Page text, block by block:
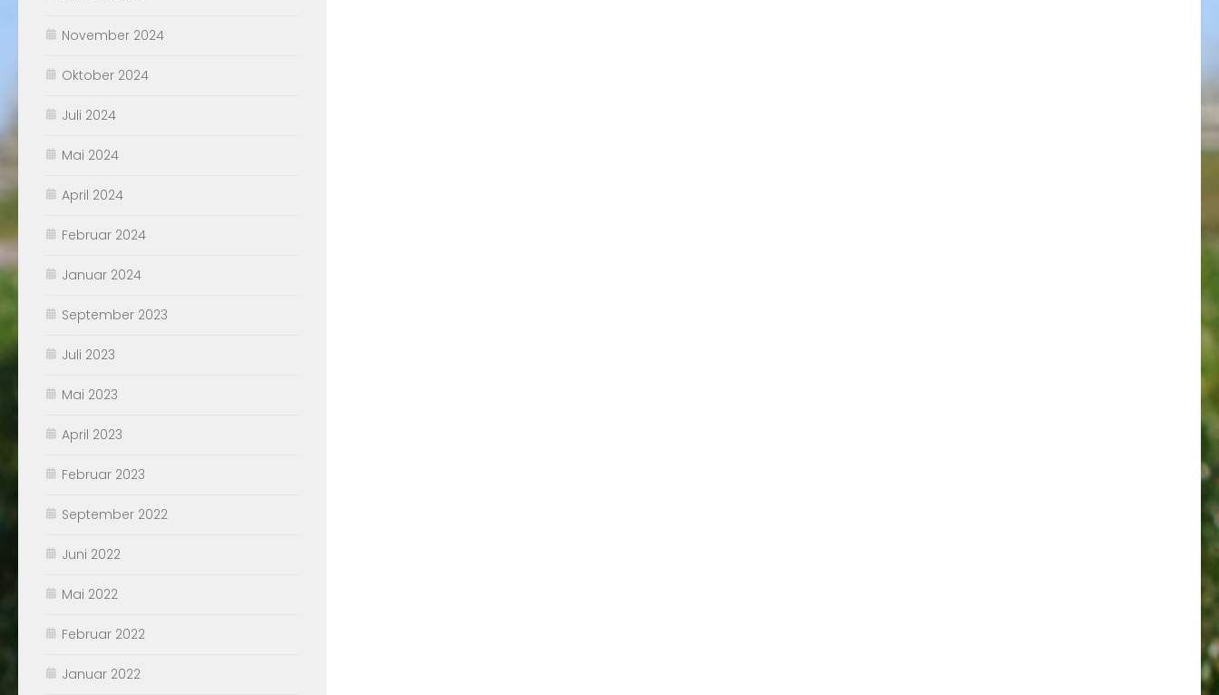
November 2024
Oktober 2024
Juli 2024
Mai 2024
April 2024
Februar 2024
Januar 2024
September 2023
Juli 2023
Mai 2023
April 2023
Februar 2023
September 2022
Juni 2022
Mai 2022
Februar 2022
Januar 2022